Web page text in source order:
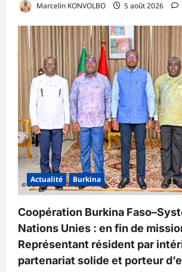
Marcelin KONVOLBO 5 août 2026
Actualité Burkina
Coopération Burkina
Nations Unies : en fin de
Représentant résident par
partenariat solide et porteur